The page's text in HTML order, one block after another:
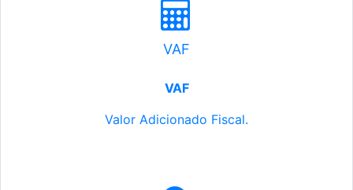
VAF
VAF
Valor Adicionado Fiscal.